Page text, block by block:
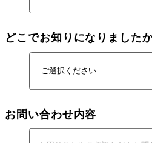
どこでお知りになりました
お問い合わせ内容